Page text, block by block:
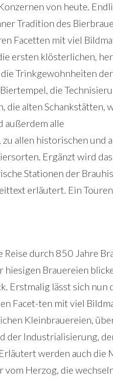
von heute.
Tradition des
Facetten mit viel
ersten klösterlichen,
Trinkgewohnheiten
die
alten Schankstätten,
außerdem alle
allen historischen und
Ergänzt wird
Stationen der
erläutert. Ein
Reise durch 850 Jahre
Brauereien
Erstmalig lässt sich nun
Facet-ten mit viel
Kleinbrauereien,
der Industrialisierung,
werden auch die
vom Herzog, die